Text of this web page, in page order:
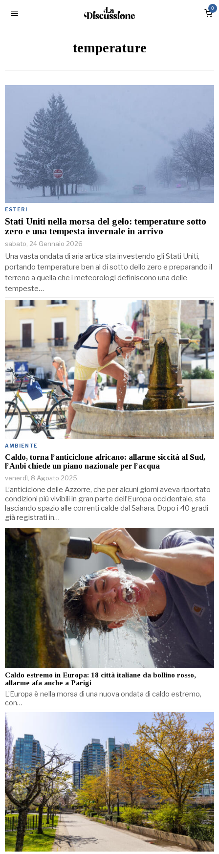
0
temperature
ESTERI
Stati Uniti nella morsa del gelo: temperature sotto
zero e una tempesta invernale in arrivo
sabato, 24 Gennaio 2026
Una vasta ondata di aria artica sta investendo gli Stati Uniti,
portando temperature ben al di sotto dello zero e preparando il
terreno a quella che i meteorologi definiscono una delle
tempeste…
AMBIENTE
Caldo, torna l’anticiclone africano: allarme siccità al Sud,
lʼAnbi chiede un piano nazionale per l’acqua
venerdì, 8 Agosto 2025
L’anticiclone delle Azzorre, che per alcuni giorni aveva riportato
condizioni più vivibili in gran parte dell’Europa occidentale, sta
lasciando spazio alle correnti calde dal Sahara. Dopo i 40 gradi
già registrati in…
Caldo estremo in Europa: 18 città italiane da bollino rosso,
allarme afa anche a Parigi
L’Europa è nella morsa di una nuova ondata di caldo estremo,
con…